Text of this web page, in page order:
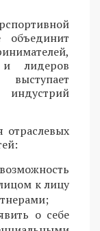
объединит
и лидеров
отраслевых
к лицу
о себе